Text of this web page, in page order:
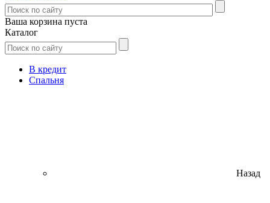
Ваша корзина пуста
Каталог
В кредит
Спальня
Назад